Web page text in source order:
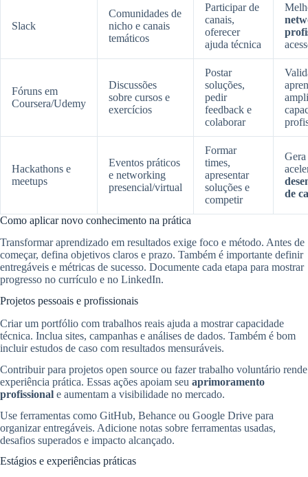
Slack
Comunidades de
nicho e canais
temáticos
Participar de
canais,
oferecer
ajuda técnica
Fóruns em
Coursera/Udemy
Discussões
sobre cursos e
exercícios
Postar
soluções,
pedir
feedback e
colaborar
Hackathons e
meetups
Eventos práticos
e networking
presencial/virtual
Formar
times,
apresentar
soluções e
competir
de
Como aplicar novo conhecimento na prática
Transformar aprendizado em resultados exige foco e método. Antes de
começar, defina objetivos claros e prazo. Também é importante definir
entregáveis e métricas de sucesso. Documente cada etapa para mostrar
progresso no currículo e no LinkedIn.
Projetos pessoais e profissionais
Criar um portfólio com trabalhos reais ajuda a mostrar capacidade
técnica. Inclua sites, campanhas e análises de dados. Também é bom
incluir estudos de caso com resultados mensuráveis.
Contribuir para projetos open source ou fazer trabalho voluntário rende
experiência prática. Essas ações apoiam seu aprimoramento
profissional e aumentam a visibilidade no mercado.
Use ferramentas como GitHub, Behance ou Google Drive para
organizar entregáveis. Adicione notas sobre ferramentas usadas,
desafios superados e impacto alcançado.
Estágios e experiências práticas